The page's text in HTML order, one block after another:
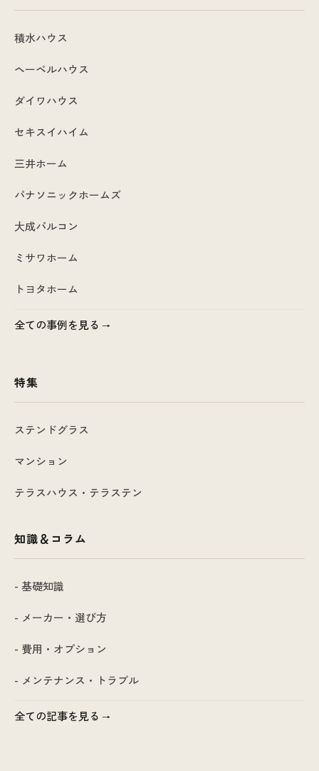
積水ハウス
ヘーベルハウス
ダイワハウス
セキスイハイム
三井ホーム
パナソニックホームズ
大成パルコン
ミサワホーム
トヨタホーム
全ての事例を見る
特集
ステンドグラス
マンション
テラスハウス・テラステン
知識＆コラム
- 基礎知識
- メーカー・選び方
- 費用・オプション
- メンテナンス・トラブル
全ての記事を見る